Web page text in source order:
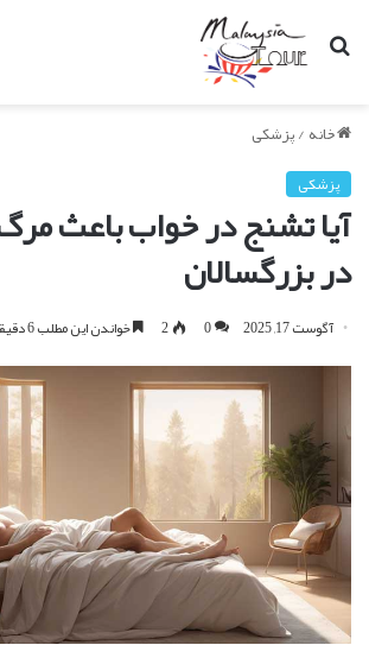
جستجو
خانه/پزشکی
پزشکی
آیا تشنج در خواب باعث
در بزرگسالان
آگوست 17, 2025 0
2 خواندن این مطلب 6 دقیقه زمان میبرد